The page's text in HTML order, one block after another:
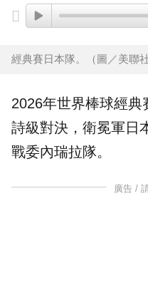
經典賽日本隊。（圖／美聯社
2026年世界棒球經典
詩級對決，衛冕軍 日
戰委內瑞拉隊。
廣告 /